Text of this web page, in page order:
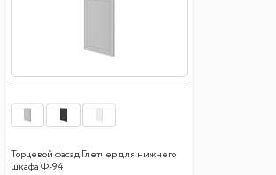
Торцевой фасад Глетчер для нижнего
шкафа Ф-94